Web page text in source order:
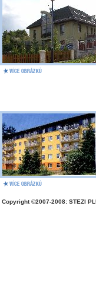
Copyright ©2007-2008: STEZI